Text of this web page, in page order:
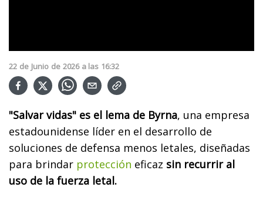
22 de Junio de 2026 a las 16:32
"Salvar vidas" es el lema de Byrna, una empresa
estadounidense líder en el desarrollo de
soluciones de defensa menos letales, diseñadas
para brindar protección eficaz sin recurrir al
uso de la fuerza letal.